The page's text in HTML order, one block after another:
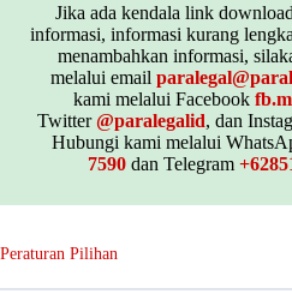
Jika ada kendala link
informasi, informasi kurang
menambahkan informasi,
melalui email
kami melalui Facebook
Twitter@paralegalid, dan
Hubungi kami melalui
7590dan Telegram
Peraturan Pilihan